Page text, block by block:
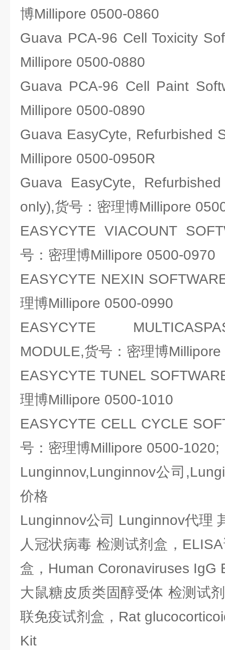
博Millipore 0500-0860
Guava PCA-96 Cell Toxicity
Millipore 0500-0880
Guava PCA-96 Cell Paint
Millipore 0500-0890
Guava EasyCyte, Refurbished
Millipore 0500-0950R
Guava EasyCyte,
only),货号：密理博Millipore
EASYCYTE VIACOUNT
号：密理博Millipore 0500-0970
EASYCYTE NEXIN
理博Millipore 0500-0990
EASYCYTE
MODULE,货号：密理博
EASYCYTE TUNEL
理博Millipore 0500-1010
EASYCYTE CELL CYCLE
号：密理博Millipore 0500-
Lunginnov,Lunginnov公司
价格
Lunginnov公司 Lunginnov代理
人冠状病毒 检测试剂盒，
盒，Human Coronaviruses IgG
大鼠糖皮质类固醇受体 检测试
联免疫试剂盒，Rat
Kit